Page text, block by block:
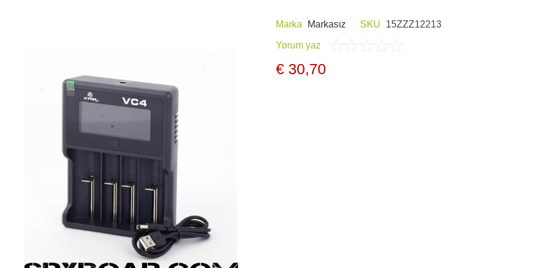
AV KIYAFETLERI
AKÜLER VE PILLER
Marka Markasız SKU 15ZZZ12213
Yorum yaz
€ 30,70